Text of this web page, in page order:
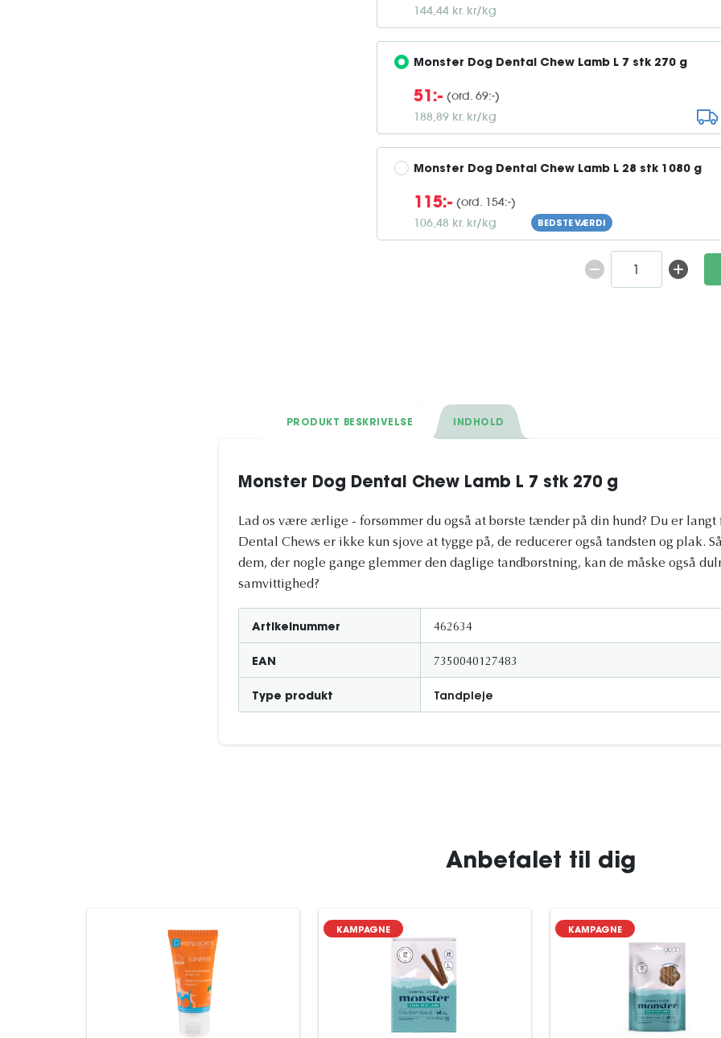
144,44 kr. kr/kg
Monster Dog Dental Chew Lamb L 7 stk 270 g
51:- (ord. 69:-)
188,89 kr. kr/kg
Monster Dog Dental Chew Lamb L 28 stk 1080 g
115:- (ord. 154:-)
106,48 kr. kr/kg
BEDSTE VÆRDI
PRODUKT BESKRIVELSE INDHOLD
Monster Dog Dental Chew Lamb L 7 stk 270 g
Lad os være ærlige - forsømmer du også at børste tænder på din hund? Du er langt
Dental Chews er ikke kun sjove at tygge på, de reducerer også tandsten og plak.
dem, der nogle gange glemmer den daglige tandbørstning, kan de måske også
samvittighed?
Artikelnummer 462634
EAN 7350040127483
Type produkt Tandpleje
Anbefalet til dig
KAMPAGNE KAMPAGNE